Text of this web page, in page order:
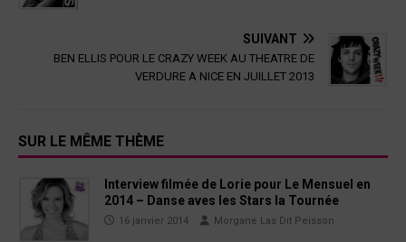
SUIVANT
BEN ELLIS POUR LE CRAZY WEEK AU THEATRE DE
VERDURE A NICE EN JUILLET 2013
SUR LE MÊME THÈME
Interview filmée de Lorie pour Le Mensuel en
2014 – Danse aves les Stars la Tournée
16 janvier 2014 Morgane Las Dit Peisson